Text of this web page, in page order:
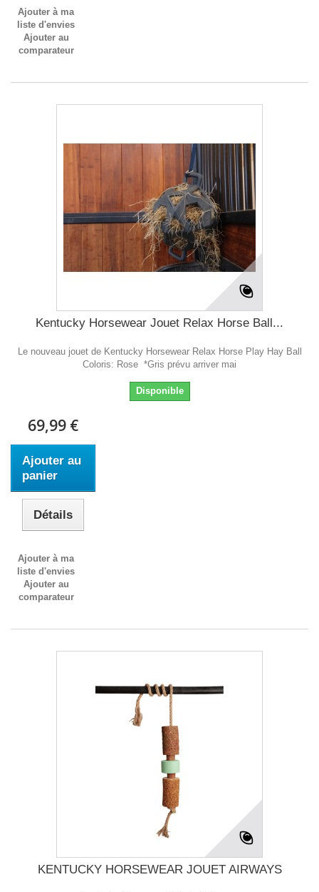
Ajouter à ma
liste d'envies
Ajouter au
comparateur
Kentucky Horsewear Jouet Relax Horse Ball...
Le nouveau jouet de Kentucky Horsewear Relax Horse Play Hay Ball
Coloris: Rose *Gris prévu arriver mai
Disponible
69,99 €
Ajouter au
panier
Détails
Ajouter à ma
liste d'envies
Ajouter au
comparateur
KENTUCKY HORSEWEAR JOUET AIRWAYS